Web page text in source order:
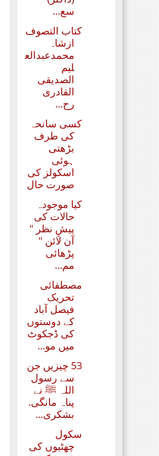
سع...
کتاب التصوف
ازشاہ
محمدعبدالع
لیم
الصدیقی
القادری
رح...
کسی سانحہ
کی طرف
بڑھتی
ہوئی
اسکولز کی
صورت حال
کیا موجودہ
حالات کی
پیشِ نظر "
آن لائن "
پڑھائی
مم...
مصطفائی
تحریک
فیصل آباد
کے دوستوں
کی ڈجکوٹ
میں مو...
53 چیزیں جن
سے رسول
اللہ ﷺ نے
پناہ مانگی.
بشکری...
سکول
چھٹیوں کی